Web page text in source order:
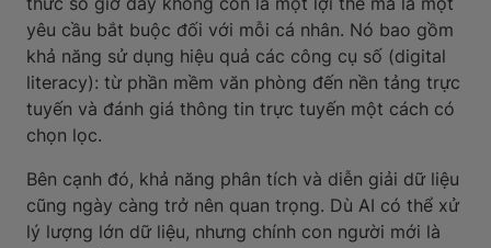
yêu cầu bắt buộc đối với mỗi cá nhân. Nó bao gồm
khả năng sử dụng hiệu quả các công cụ số (digital
literacy): từ phần mềm văn phòng đến nền tảng trực
tuyến và đánh giá thông tin trực tuyến một cách có
chọn lọc.
Bên cạnh đó, khả năng phân tích và diễn giải dữ liệu
cũng ngày càng trở nên quan trọng. Dù AI có thể xử
lý lượng lớn dữ liệu, nhưng chính con người mới là